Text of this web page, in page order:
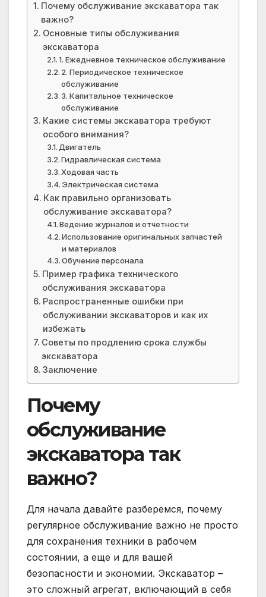
Почему обслуживание экскаватора так
важно?
Основные типы обслуживания
экскаватора
1. Ежедневное техническое обслуживание
2. Периодическое техническое
обслуживание
3. Капитальное техническое
обслуживание
Какие системы экскаватора требуют
особого внимания?
Двигатель
Гидравлическая система
Ходовая часть
Электрическая система
Как правильно организовать
обслуживание экскаватора?
Ведение журналов и отчетности
Использование оригинальных запчастей
и материалов
Обучение персонала
Пример графика технического
обслуживания экскаватора
Распространенные ошибки при
обслуживании экскаваторов и как их
избежать
Советы по продлению срока службы
экскаватора
Заключение
Почему
обслуживание
экскаватора так
важно?
Для начала давайте разберемся, почему
регулярное обслуживание важно не просто
для сохранения техники в рабочем
состоянии, а еще и для вашей
безопасности и экономии. Экскаватор –
это сложный агрегат, включающий в себя